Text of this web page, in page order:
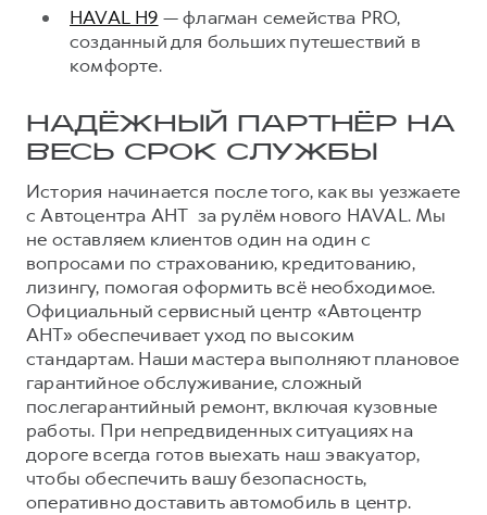
HAVAL H9 — флагман семейства PRO,
созданный для больших путешествий в
комфорте.
НАДЁЖНЫЙ ПАРТНЁР НА
ВЕСЬ СРОК СЛУЖБЫ
История начинается после того, как вы уезжаете
с Автоцентра АНТ за рулём нового HAVAL. Мы
не оставляем клиентов один на один с
вопросами по страхованию, кредитованию,
лизингу, помогая оформить всё необходимое.
Официальный сервисный центр «Автоцентр
АНТ» обеспечивает уход по высоким
стандартам. Наши мастера выполняют плановое
гарантийное обслуживание, сложный
послегарантийный ремонт, включая кузовные
работы. При непредвиденных ситуациях на
дороге всегда готов выехать наш эвакуатор,
чтобы обеспечить вашу безопасность,
оперативно доставить автомобиль в центр.